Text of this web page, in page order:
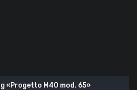
«Progetto M40 mod. 65»